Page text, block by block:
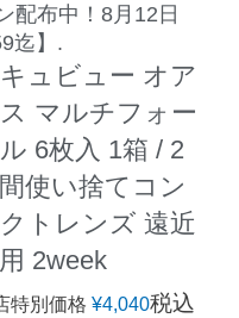
配布中！8月12日
迄】.
ュビュー オア
マルチフォー
6枚入 1箱 / 2
使い捨てコン
トレンズ 遠近
2week
特別価格 ¥4,040税込